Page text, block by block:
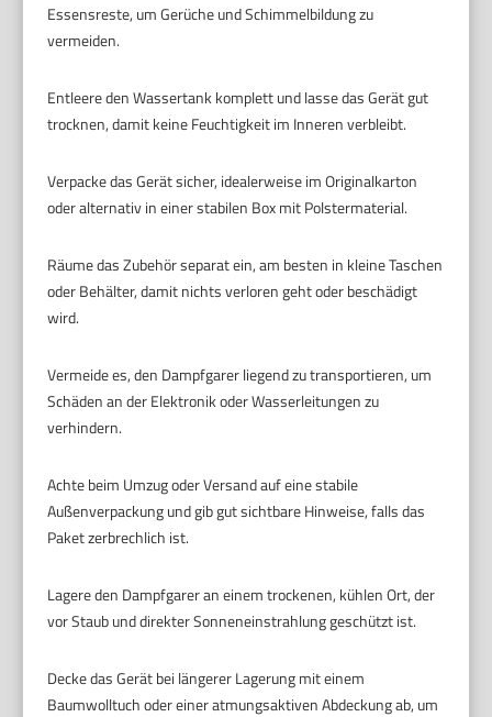
Essensreste, um Gerüche und Schimmelbildung zu
vermeiden.
Entleere den Wassertank komplett und lasse das Gerät gut
trocknen, damit keine Feuchtigkeit im Inneren verbleibt.
Verpacke das Gerät sicher, idealerweise im Originalkarton
oder alternativ in einer stabilen Box mit Polstermaterial.
Räume das Zubehör separat ein, am besten in kleine Taschen
oder Behälter, damit nichts verloren geht oder beschädigt
wird.
Vermeide es, den Dampfgarer liegend zu transportieren, um
Schäden an der Elektronik oder Wasserleitungen zu
verhindern.
Achte beim Umzug oder Versand auf eine stabile
Außenverpackung und gib gut sichtbare Hinweise, falls das
Paket zerbrechlich ist.
Lagere den Dampfgarer an einem trockenen, kühlen Ort, der
vor Staub und direkter Sonneneinstrahlung geschützt ist.
Decke das Gerät bei längerer Lagerung mit einem
Baumwolltuch oder einer atmungsaktiven Abdeckung ab, um